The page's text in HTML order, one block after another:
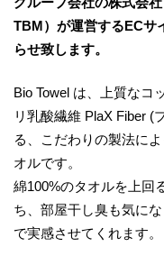
TBM）が運営するECサ
らせ致します。
Bio Towel は、上質なコ
リ乳酸繊維 PlaX Fiber (
る、こだわりの製法に
オルです。
綿100%のタオルを上回
ち、部屋干し臭も気に
で実感させてくれます。